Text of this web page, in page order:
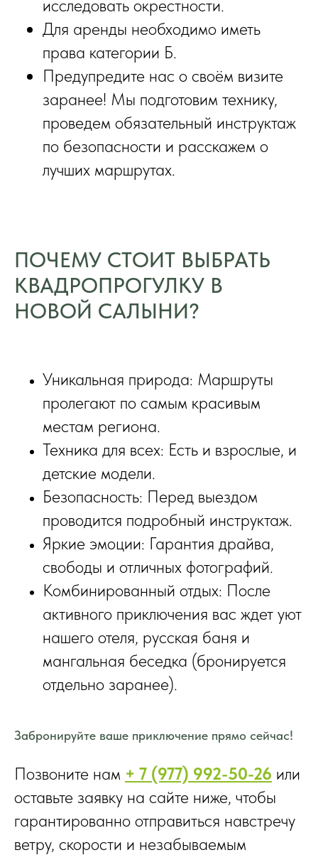
исследовать окрестности.
Для аренды необходимо иметь
права категории Б.
Предупредите нас о своём визите
заранее! Мы подготовим технику,
проведем обязательный инструктаж
по безопасности и расскажем о
лучших маршрутах.
ПОЧЕМУ СТОИТ ВЫБРАТЬ
КВАДРОПРОГУЛКУ В
НОВОЙ САЛЫНИ?
Уникальная природа: Маршруты
пролегают по самым красивым
местам региона.
Техника для всех: Есть и взрослые, и
детские модели.
Безопасность: Перед выездом
проводится подробный инструктаж.
Яркие эмоции: Гарантия драйва,
свободы и отличных фотографий.
Комбинированный отдых: После
активного приключения вас ждет уют
нашего отеля, русская баня и
мангальная беседка (бронируется
отдельно заранее).
Забронируйте ваше приключение прямо сейчас!
Позвоните нам + 7 (977) 992-50-26 или
оставьте заявку на сайте ниже, чтобы
гарантированно отправиться навстречу
ветру, скорости и незабываемым